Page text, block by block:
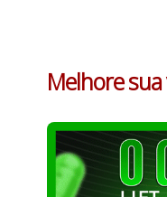
Melhore sua